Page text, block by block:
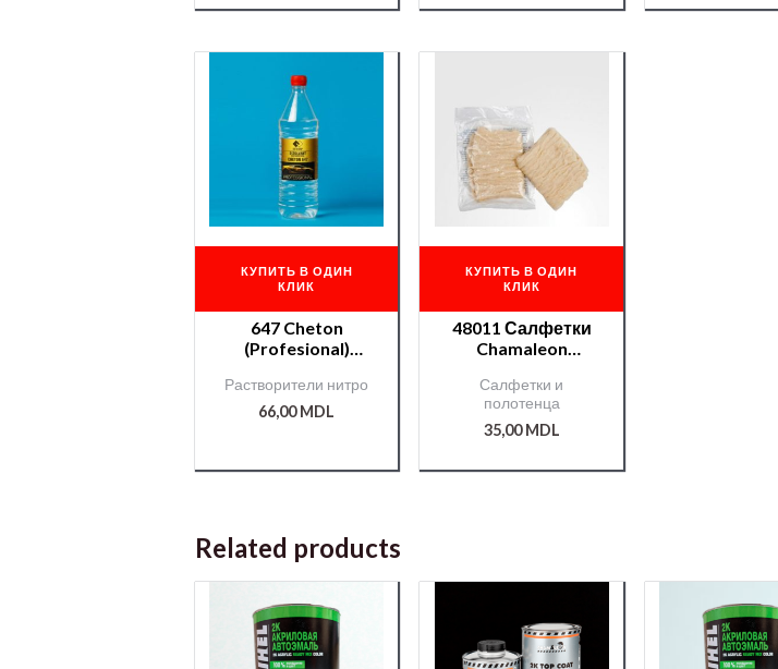
КУПИТЬ В ОДИН
КЛИК
647 Cheton
(Profesional)
Растворители нитро
66,00MDL
КУПИТЬ В ОДИН
КЛИК
48011 Салфетки
Chamaleon
Салфетки и
полотенца
35,00MDL
Related products